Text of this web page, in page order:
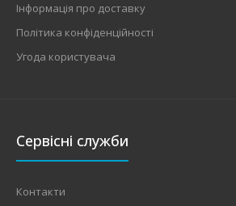
Інформація про доставку
Політика конфіденційності
Угода користувача
Сервісні служби
Контакти